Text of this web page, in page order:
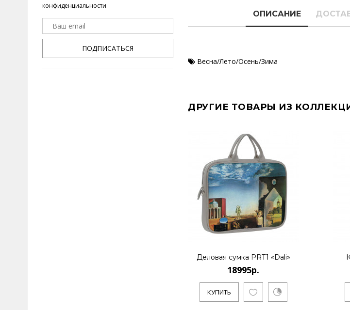
конфиденциальности
ПОДПИСАТЬСЯ
ОПИСАНИЕ
Весна/Лето/Осень/Зима
ДРУГИЕ ТОВАРЫ ИЗ
Деловая сумка PRT1 «Dali»
18995р.
КУПИТЬ